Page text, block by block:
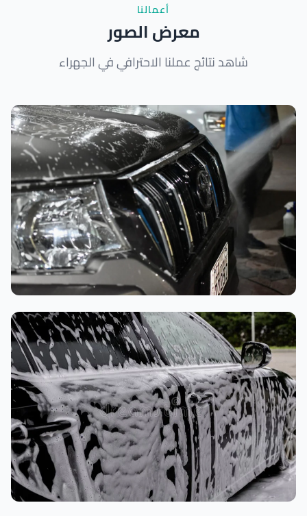
أعمالنا
معرض الصور
شاهد نتائج عملنا الاحترافي في الجهراء
تنظيف داخلي